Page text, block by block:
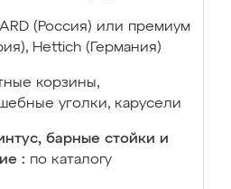
(Россия) или премиум
Hettich (Германия)
корзины,
уголки, карусели
барные стойки и
: по каталогу